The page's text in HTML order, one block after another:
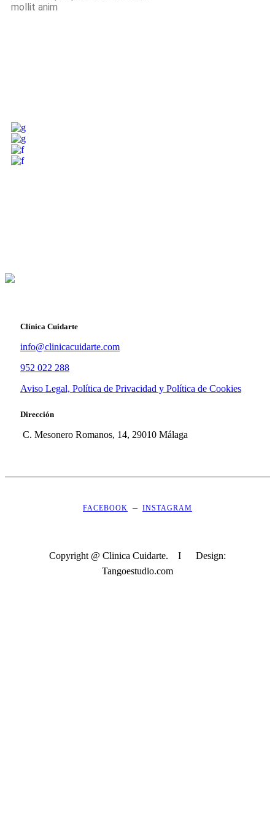
mollit anim
Clínica Cuidarte
info@clinicacuidarte.com
952 022 288
Aviso Legal, Política de Privacidad y Política de Cookies
Dirección
C. Mesonero Romanos, 14, 29010 Málaga
FACEBOOK – INSTAGRAM
Copyright @ Clinica Cuidarte. I Design:
Tangoestudio.com